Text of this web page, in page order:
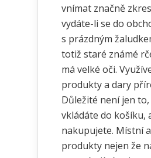
vnímat značně
vydáte-li se do
s prázdným
totiž staré známé
má velké oči.
produkty a dary
Důležité není jen
vkládáte do košíku,
nakupujete. Místní
produkty nejen že